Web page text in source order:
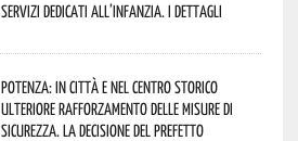
servizi dedicati all’infanzia. I dettagli
Potenza: in città e nel centro storico
ulteriore rafforzamento delle misure di
sicurezza. La decisione del Prefetto